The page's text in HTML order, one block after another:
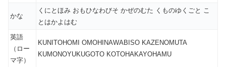
かな
くにとほみ おもひなわびそ かぜのむた くものゆくごと こ
とはかよはむ
英語
（ロー
マ字）
KUNITOHOMI OMOHINAWABISO KAZENOMUTA
KUMONOYUKUGOTO KOTOHAKAYOHAMU